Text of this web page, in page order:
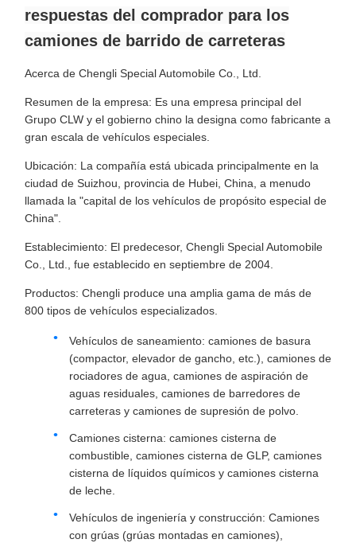
respuestas del comprador para los
camiones de barrido de carreteras
Acerca de Chengli Special Automobile Co., Ltd.
Resumen de la empresa: Es una empresa principal del
Grupo CLW y el gobierno chino la designa como fabricante a
gran escala de vehículos especiales.
Ubicación: La compañía está ubicada principalmente en la
ciudad de Suizhou, provincia de Hubei, China, a menudo
llamada la "capital de los vehículos de propósito especial de
China".
Establecimiento: El predecesor, Chengli Special Automobile
Co., Ltd., fue establecido en septiembre de 2004.
Productos: Chengli produce una amplia gama de más de
800 tipos de vehículos especializados.
Vehículos de saneamiento: camiones de basura
(compactor, elevador de gancho, etc.), camiones de
rociadores de agua, camiones de aspiración de
aguas residuales, camiones de barredores de
carreteras y camiones de supresión de polvo.
Camiones cisterna: camiones cisterna de
combustible, camiones cisterna de GLP, camiones
cisterna de líquidos químicos y camiones cisterna
de leche.
Vehículos de ingeniería y construcción: Camiones
con grúas (grúas montadas en camiones),